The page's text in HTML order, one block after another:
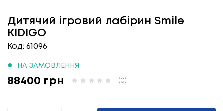
Дитячий ігровий лабірин Smile
KIDIGO
Код: 61096
● НА ЗАМОВЛЕННЯ
88400 грн (0)